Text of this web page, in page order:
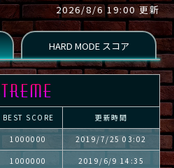
2026/8/6 19:00 更新
BEST SCORE 更新時間
1000000 2019/7/25 03:02
1000000 2019/6/9 14:35